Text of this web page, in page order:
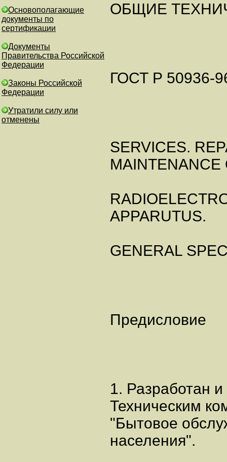
Основополагающие
документы по
сертификации
Документы
Правительства Российской
Федерации
Законы Российской
Федерации
Утратили силу или
отменены
ОБЩИЕ
ГОСТ Р 50936-
SERVICES.
MAINTENANCE
APPARUTUS.
GENERAL
Предисловие
1. Разработан
Техническим
"Бытовое
населения".